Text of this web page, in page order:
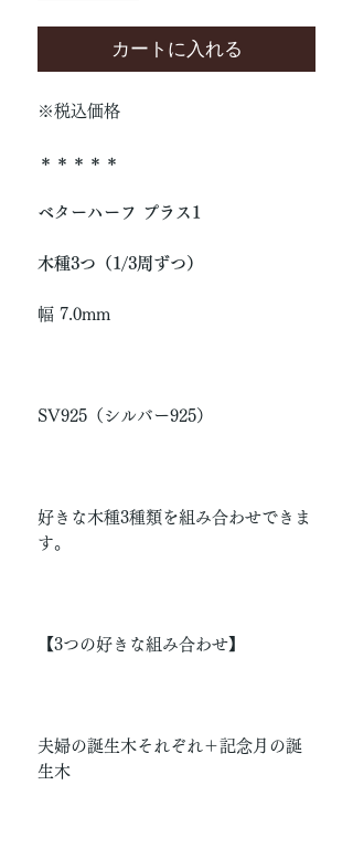
カートに入れる
※税込価格
＊＊＊＊＊
ベターハーフ プラス1
木種3つ（1/3周ずつ）
幅 7.0mm
SV925（シルバー925）
好きな木種3種類を組み合わせできま
す。
【3つの好きな組み合わせ】
夫婦の誕生木それぞれ＋記念月の誕
生木